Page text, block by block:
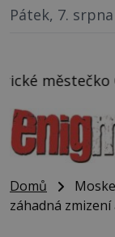
Pátek, 7.
se z nebe
Domů
záhadná